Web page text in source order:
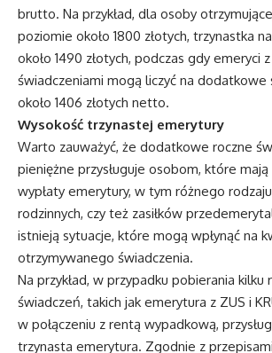
brutto. Na przykład, dla osoby
poziomie około 1800 złotych, trzynastka
około 1490 złotych, podczas gdy emeryci
świadczeniami mogą liczyć na dodatkowe
około 1406 złotych netto.
Wysokość trzynastej emerytury
Warto zauważyć, że dodatkowe roczne
pieniężne przysługuje osobom, które
wypłaty emerytury, w tym różnego
rodzinnych, czy też zasiłków
istnieją sytuacje, które mogą wpłynąć na
otrzymywanego świadczenia.
Na przykład, w przypadku pobierania kilku
świadczeń, takich jak emerytura z ZUS i
w połączeniu z rentą wypadkową,
trzynasta emerytura. Zgodnie z